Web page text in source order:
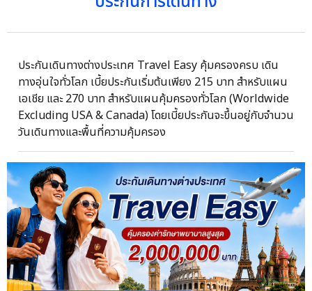
ประกันเดินทางต่างประเทศ Travel Easy คุ้มครองครบ เดิน
ทางอุ่นใจทั่วโลก เบี้ยประกันเริ่มต้นเพียง 215 บาท สำหรับแผน
เอเชีย และ 270 บาท สำหรับแผนคุ้มครองทั่วโลก (Worldwide
Excluding USA & Canada) โดยเบี้ยประกันจะขึ้นอยู่กับจำนวน
วันเดินทางและพื้นที่ความคุ้มครอง